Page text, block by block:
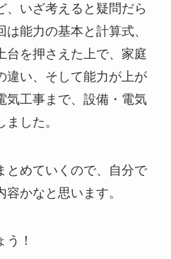
、いざ考えると疑問だら
能力の基本と計算式、
台を押さえた上で、家庭
違い、そして能力が上が
気工事まで、設備・電気
した。
とめていくので、自分で
かなと思います。
！